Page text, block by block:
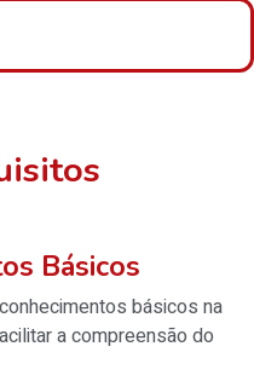
Básicos
básicos na
a compreensão do